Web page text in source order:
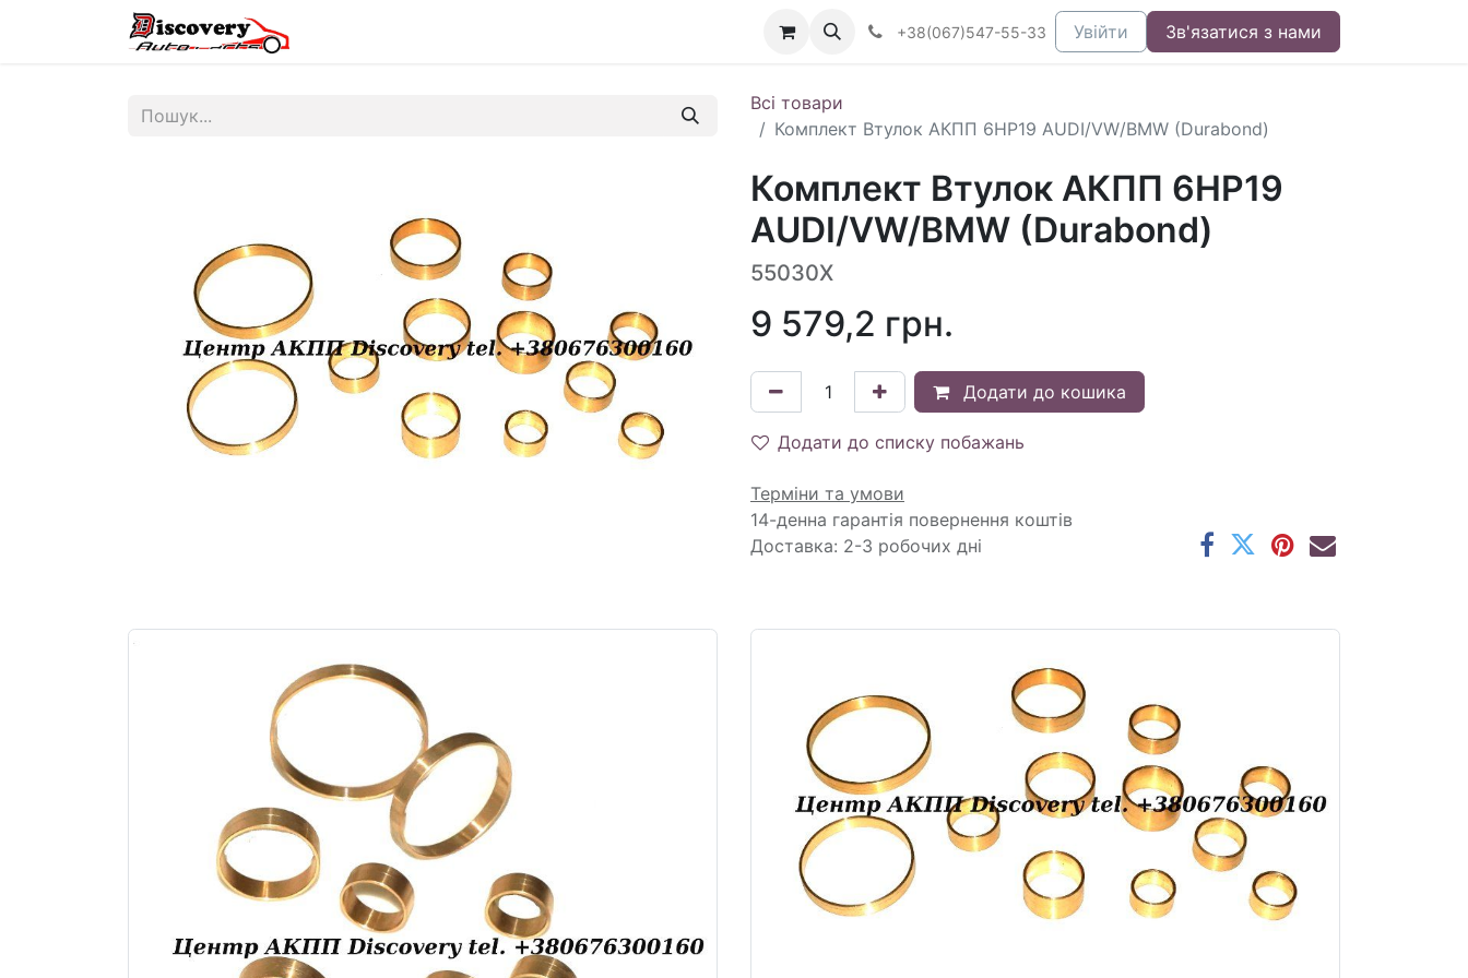
+38(067)547-55-33 Увійти Зв'язатися з нами
Всі товари
Комплект Втулок АКПП 6HP19 AUDI/VW/BMW (Durabond)
Комплект Втулок АКПП 6HP19
AUDI/VW/BMW (Durabond)
55030X
9 579,2 грн.
Додати до кошика
Додати до списку побажань
Терміни та умови
14-денна гарантія повернення коштів
Доставка: 2-3 робочих дні